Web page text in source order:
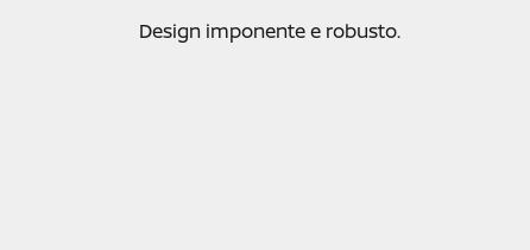
Design imponente e robusto.